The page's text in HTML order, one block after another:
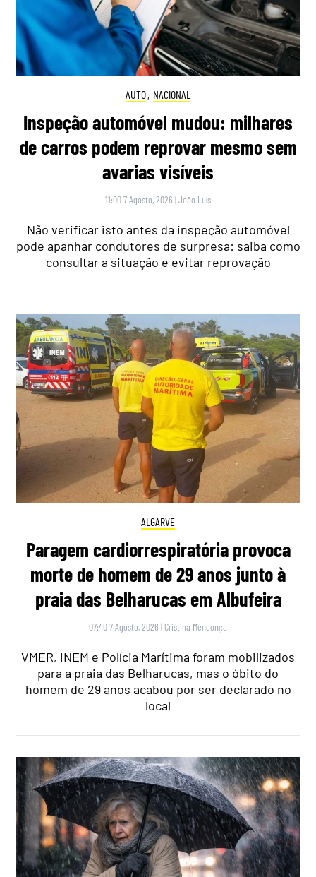
AUTO, NACIONAL
Inspeção automóvel mudou: milhares
de carros podem reprovar mesmo sem
avarias visíveis
11:00 7 Agosto, 2026 |João Luís
Não verificar isto antes da inspeção automóvel
pode apanhar condutores de surpresa: saiba como
consultar a situação e evitar reprovação
ALGARVE
Paragem cardiorrespiratória provoca
morte de homem de 29 anos junto à
praia das Belharucas em Albufeira
07:40 7 Agosto, 2026 | Cristina Mendonça
VMER, INEM e Polícia Marítima foram mobilizados
para a praia das Belharucas, mas o óbito do
homem de 29 anos acabou por ser declarado no
local